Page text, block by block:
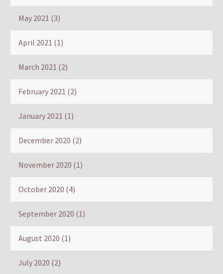
May 2021 (3)
April 2021 (1)
March 2021 (2)
February 2021 (2)
January 2021 (1)
December 2020 (2)
November 2020 (1)
October 2020 (4)
September 2020 (1)
August 2020 (1)
July 2020 (2)